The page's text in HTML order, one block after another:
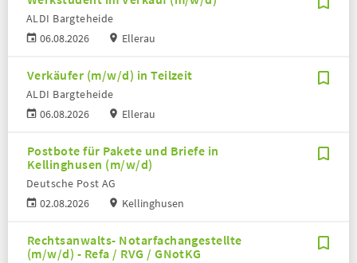
06.08.2026
ALDI Bargteheide
Ellerau
Verkäufer (m/w/d) in Teilzeit
06.08.2026
ALDI Bargteheide
Ellerau
Postbote für Pakete und Briefe in
Kellinghusen (m/w/d)
02.08.2026
Deutsche Post AG
Kellinghusen
Rechtsanwalts- Notarfachangestellte
(m/w/d) - Refa / RVG / GNotKG